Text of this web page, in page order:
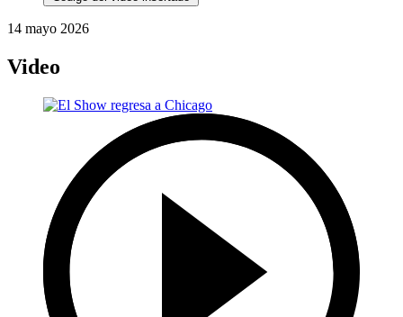
14 mayo 2026
Video